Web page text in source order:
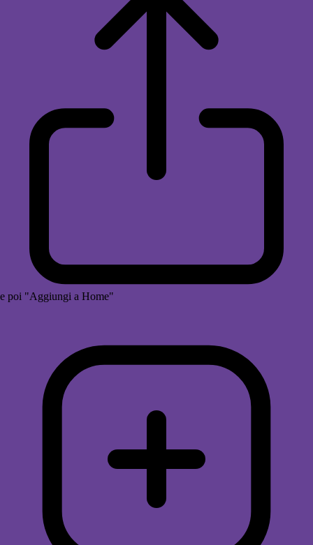
e poi "Aggiungi a Home"